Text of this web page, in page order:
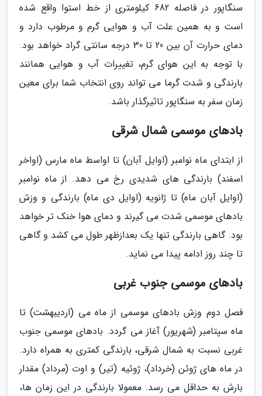
سنگاپور در فاصله 682 کیلومتری از خط استوا واقع شده
است و به همین علت آب و هوایی گرم و مرطوب دارد و
دمای حرارت آن بین 20 تا 30 درجه سانتی گراد خواهد بود.
با توجه به این هوای گرم، تغییرات آب و هوایی همانند
بارندگی و شدت گرما می تواند روی انتخاب شما برای معین
زمان سفر به سنگاپور تاثیرگذار باشد.
بادهای موسمی شمال شرقی
از ابتدای ماه نوامبر (اوایل آبان) تا اواسط ماه مارس (اواخر
اسفند) بارندگی های شدیدی رخ می دهد. از ماه نوامبر
(اوایل آبان ماه) تا ژانویه (اوایل دی ماه) بارندگی و وزش
بادهای موسمی شدت می گیرند و دمای هوا خنک تر خواهد
بود. گاهی بارندگی تنها یک بعدازظهر طول می کشد و گاهی
تا چند روز ادامه پیدا می نماید.
بادهای موسمی جنوب غربی
فصل دوم وزش بادهای موسمی از ماه می (اردیبهشت) تا
ماه سپتامبر (شهریور) آغاز می گردد. بادهای موسمی جنوب
غربی نسبت به شمال شرقی، بارندگی کمتری به همراه دارد.
در ماه های ژوئن (خرداد)، ژوئیه (تیر) و اوت (مرداد) مقدار
بارش به حداقل می رسد. معمولا بارندگی در این زمان ها،